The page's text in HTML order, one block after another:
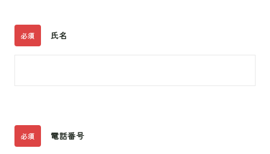
必須 氏名
必須 電話番号